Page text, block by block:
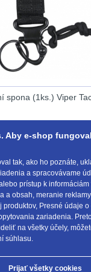
38
L13
103
spona (1ks.) Viper
s DPH NA SKLADE
E-mail:obchod@anod.sk
Aby e-shop
tak, ako ho poznáte,
a spracovávame
prístup k
a obsah, meranie
produktov, Presné údaje
zariadenia.
na všetky účely,
súhlasu.
Prijať všetky cookies